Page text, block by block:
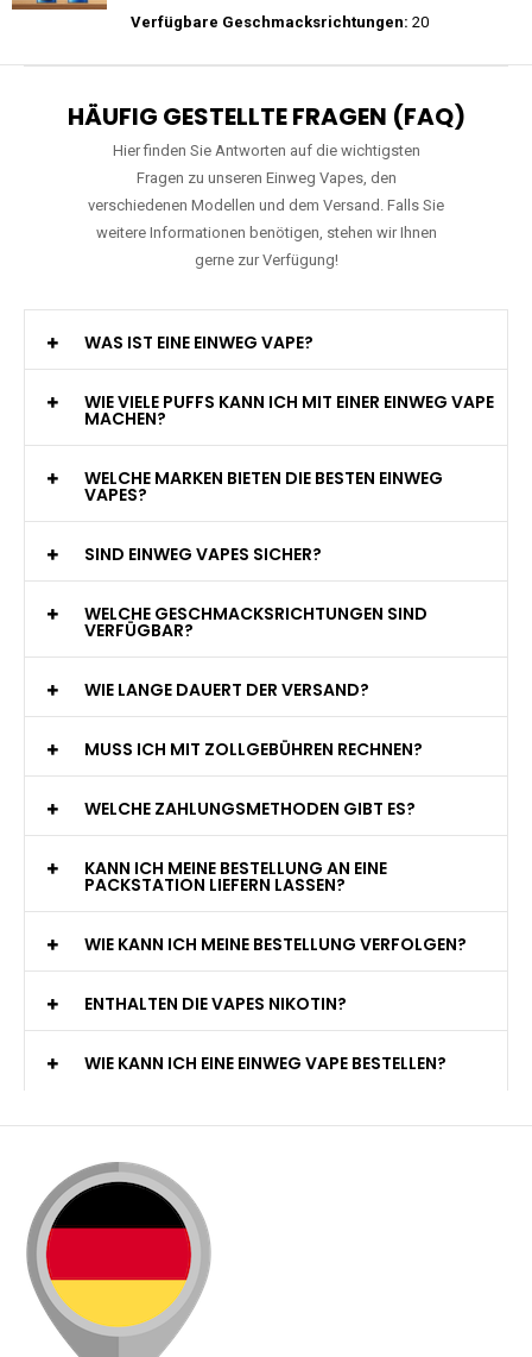
Verfügbare Geschmacksrichtungen: 20
HÄUFIG GESTELLTE FRAGEN (FAQ)
Hier finden Sie Antworten auf die wichtigsten
Fragen zu unseren Einweg Vapes, den
verschiedenen Modellen und dem Versand. Falls Sie
weitere Informationen benötigen, stehen wir Ihnen
gerne zur Verfügung!
WAS IST EINE EINWEG VAPE?
WIE VIELE PUFFS KANN ICH MIT EINER EINWEG VAPE
MACHEN?
WELCHE MARKEN BIETEN DIE BESTEN EINWEG
VAPES?
SIND EINWEG VAPES SICHER?
WELCHE GESCHMACKSRICHTUNGEN SIND
VERFÜGBAR?
WIE LANGE DAUERT DER VERSAND?
MUSS ICH MIT ZOLLGEBÜHREN RECHNEN?
WELCHE ZAHLUNGSMETHODEN GIBT ES?
KANN ICH MEINE BESTELLUNG AN EINE
PACKSTATION LIEFERN LASSEN?
WIE KANN ICH MEINE BESTELLUNG VERFOLGEN?
ENTHALTEN DIE VAPES NIKOTIN?
WIE KANN ICH EINE EINWEG VAPE BESTELLEN?